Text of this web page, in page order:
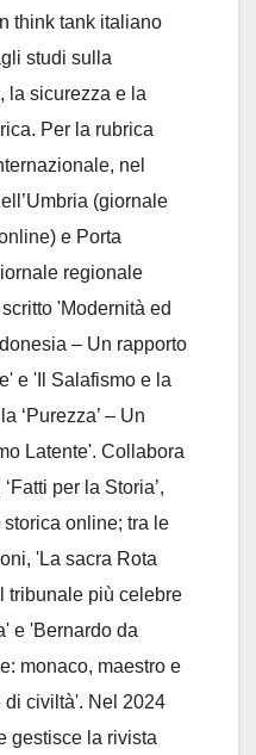
think tank italiano
studi sulla
la sicurezza e la
Per la rubrica
nel
(giornale
e Porta
regionale
'Modernità ed
– Un rapporto
e 'Il Salafismo e la
‘Purezza’ – Un
Latente'. Collabora
per la Storia’,
storica online; tra le
'La sacra Rota
tribunale più celebre
e 'Bernardo da
monaco, maestro e
di civiltà'. Nel 2024
gestisce la rivista